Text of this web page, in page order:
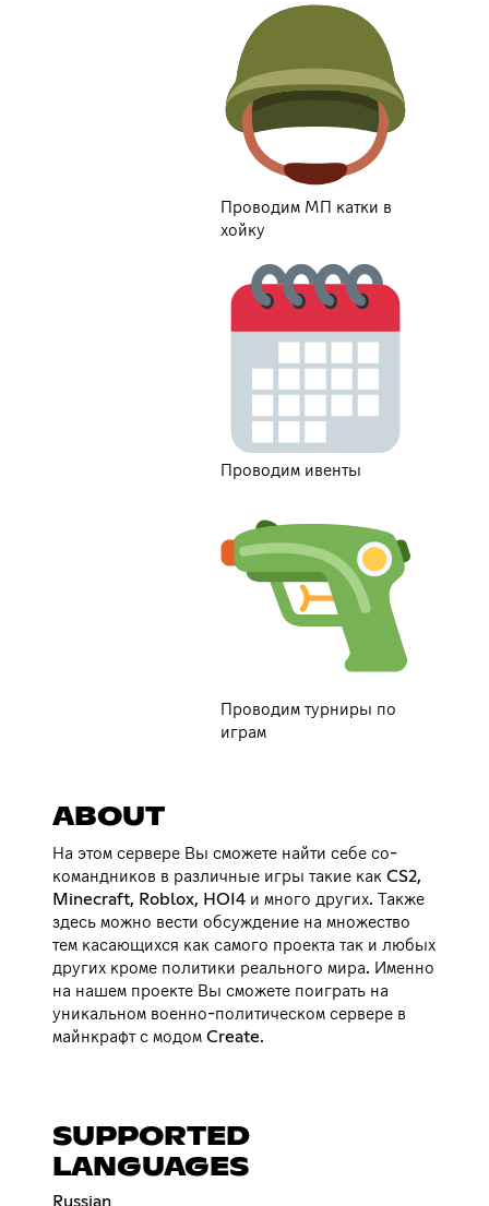
Проводим МП катки в
хойку
Проводим ивенты
Проводим турниры по
играм
ABOUT
На этом сервере Вы сможете найти себе со-
командников в различные игры такие как CS2,
Minecraft, Roblox, HOI4 и много других. Также
здесь можно вести обсуждение на множество
тем касающихся как самого проекта так и любых
других кроме политики реального мира. Именно
на нашем проекте Вы сможете поиграть на
уникальном военно-политическом сервере в
майнкрафт с модом Create.
SUPPORTED
LANGUAGES
Russian